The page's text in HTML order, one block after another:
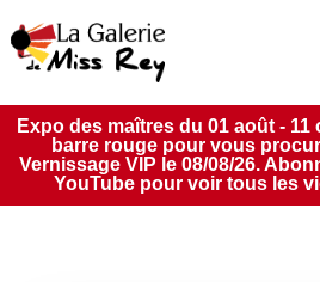
Expo des maîtres du 01 août -
barre rouge pour vous
Vernissage VIP le 08/08/26.
YouTube pour voir tous les